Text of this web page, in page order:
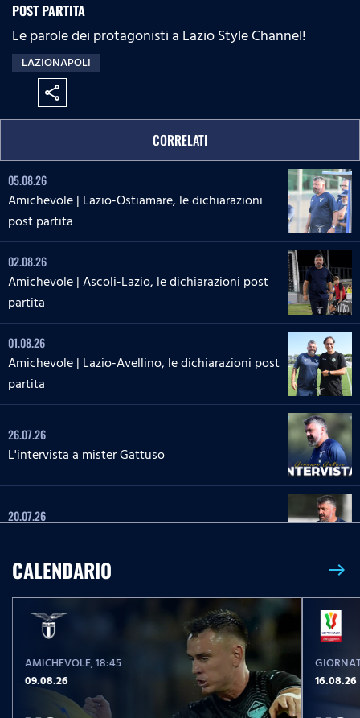
POST PARTITA
Le parole dei protagonisti a Lazio Style Channel!
LAZIONAPOLI
share
CORRELATI
05.08.26
Amichevole | Lazio-Ostiamare, le dichiarazioni
post partita
02.08.26
Amichevole | Ascoli-Lazio, le dichiarazioni post
partita
01.08.26
Amichevole | Lazio-Avellino, le dichiarazioni post
partita
26.07.26
L'intervista a mister Gattuso
20.07.26
23.05.26
Serie A Enilive | Lazio-Pisa, le parole post partita
23.05.26
Serie A Enilive | Lazio-Pisa, la conferenza stampa
post partita
CALENDARIO east
AMICHEVOLE, 18:45
09.08.26
16.08.26